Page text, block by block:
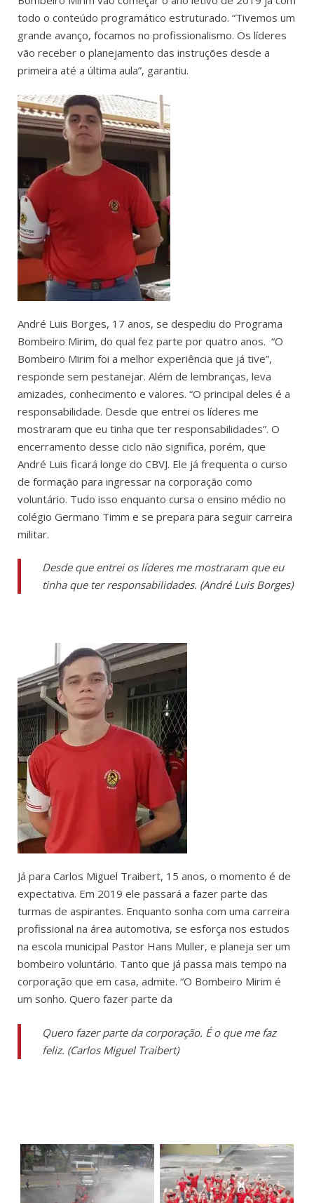
todo o conteúdo programático estruturado. “Tivemos um
grande avanço, focamos no profissionalismo. Os líderes
vão receber o planejamento das instruções desde a
primeira até a última aula”, garantiu.
André Luis Borges, 17 anos, se despediu do Programa
Bombeiro Mirim, do qual fez parte por quatro anos. “O
Bombeiro Mirim foi a melhor experiência que já tive”,
responde sem pestanejar. Além de lembranças, leva
amizades, conhecimento e valores. “O principal deles é a
responsabilidade. Desde que entrei os líderes me
mostraram que eu tinha que ter responsabilidades”. O
encerramento desse ciclo não significa, porém, que
André Luis ficará longe do CBVJ. Ele já frequenta o curso
de formação para ingressar na corporação como
voluntário. Tudo isso enquanto cursa o ensino médio no
colégio Germano Timm e se prepara para seguir carreira
militar.
Desde que entrei os líderes me mostraram que eu
tinha que ter responsabilidades. (André Luis Borges)
Já para Carlos Miguel Traibert, 15 anos, o momento é de
expectativa. Em 2019 ele passará a fazer parte das
turmas de aspirantes. Enquanto sonha com uma carreira
profissional na área automotiva, se esforça nos estudos
na escola municipal Pastor Hans Muller, e planeja ser um
bombeiro voluntário. Tanto que já passa mais tempo na
corporação que em casa, admite. “O Bombeiro Mirim é
um sonho. Quero fazer parte da
Quero fazer parte da corporação. É o que me faz
feliz. (Carlos Miguel Traibert)